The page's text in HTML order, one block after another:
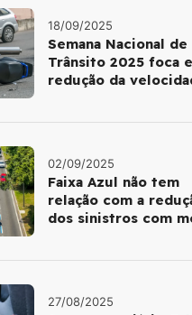
18/09/2025
Semana Nacional de
Trânsito 2025 foca
redução da
02/09/2025
Faixa Azul não tem
relação com a
dos sinistros com
27/08/2025